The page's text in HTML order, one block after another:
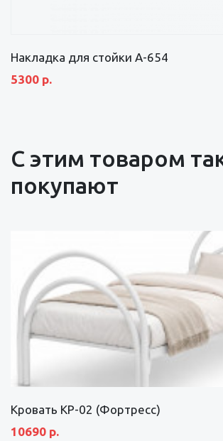
Накладка для стойки А-654
5300 р.
С этим товаром
покупают
Кровать КР-02 (Фортресс)
10690 р.